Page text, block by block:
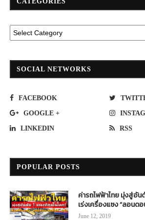
SOCIAL NETWORKS
FACEBOOK
GOOGLE +
LINKEDIN RSS
POPULAR POSTS
ค่ารถไฟฟ้าไทย มุ่งสู่อัน
เร่งเครื่องแซง “ลอนด
June 12, 2019